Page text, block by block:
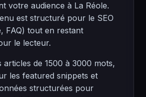
votre audience à La Réole.
est structuré pour le SEO
FAQ) tout en restant
le lecteur.
articles de 1500 à 3000 mots,
les featured snippets et
structurées pour